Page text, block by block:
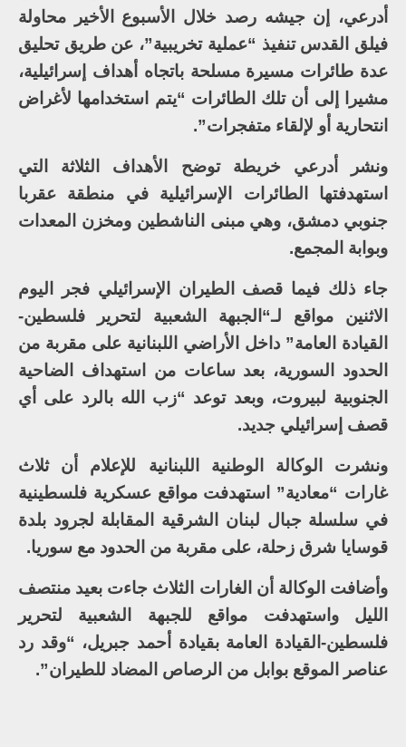
أدرعي، إن جيشه رصد خلال الأسبوع الأخير محاولة
فيلق القدس تنفيذ “عملية تخريبية”، عن طريق تحليق
عدة طائرات مسيرة مسلحة باتجاه أهداف إسرائيلية،
مشيرا إلى أن تلك الطائرات “يتم استخدامها لأغراض
انتحارية أو لإلقاء متفجرات”.
ونشر أدرعي خريطة توضح الأهداف الثلاثة التي
استهدفتها الطائرات الإسرائيلية في منطقة عقربا
جنوبي دمشق، وهي مبنى الناشطين ومخزن المعدات
وبوابة المجمع.
جاء ذلك فيما قصف الطيران الإسرائيلي فجر اليوم
الاثنين مواقع لـ“الجبهة الشعبية لتحرير فلسطين-
القيادة العامة” داخل الأراضي اللبنانية على مقربة من
الحدود السورية، بعد ساعات من استهداف الضاحية
الجنوبية لبيروت، وبعد توعد “زب الله بالرد على أي
قصف إسرائيلي جديد.
ونشرت الوكالة الوطنية اللبنانية للإعلام أن ثلاث
غارات “معادية” استهدفت مواقع عسكرية فلسطينية
في سلسلة جبال لبنان الشرقية المقابلة لجرود بلدة
قوسايا شرق زحلة، على مقربة من الحدود مع سوريا.
وأضافت الوكالة أن الغارات الثلاث جاءت بعيد منتصف
الليل واستهدفت مواقع للجبهة الشعبية لتحرير
فلسطين-القيادة العامة بقيادة أحمد جبريل، “وقد رد
عناصر الموقع بوابل من الرصاص المضاد للطيران”.